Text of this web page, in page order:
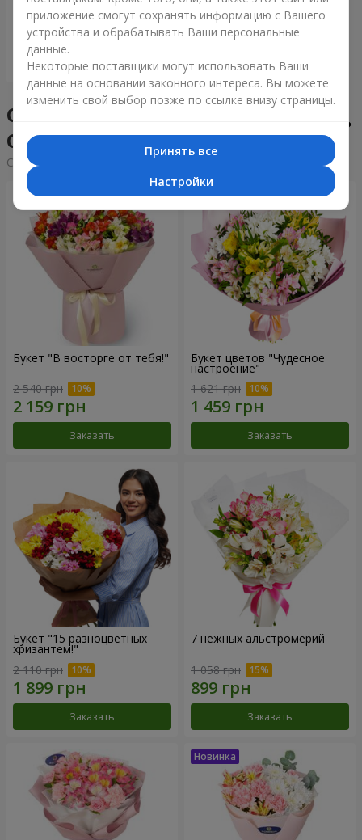
5 998 грн
Заказать
Сборные букеты в городе
Саевка
Cортировка: дорогие
Букет "В восторге от тебя!"
2 540 грн
Заказать
Букет цветов "Чудесное
настроение"
1 621 грн
Заказать
Букет "15 разноцветных
хризантем!"
2 110 грн
Заказать
7 нежных альстромерий
1 058 грн
Заказать
приложение смогут сохранять информацию с Вашего
устройства и обрабатывать Ваши персональные
данные.
Некоторые поставщики могут использовать Ваши
данные на основании законного интереса. Вы можете
изменить свой выбор позже по ссылке внизу страницы.
Принять все
Настройки